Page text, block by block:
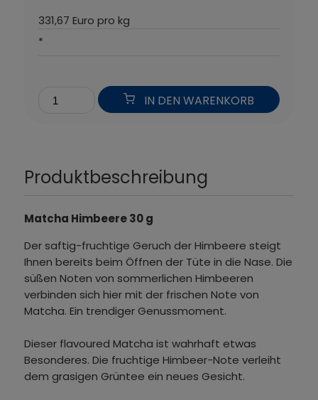
331,67 Euro pro kg
*
IN DEN WARENKORB
Produktbeschreibung
Matcha Himbeere 30 g
Der saftig-fruchtige Geruch der Himbeere steigt
Ihnen bereits beim Öffnen der Tüte in die Nase. Die
süßen Noten von sommerlichen Himbeeren
verbinden sich hier mit der frischen Note von
Matcha. Ein trendiger Genussmoment.
Dieser flavoured Matcha ist wahrhaft etwas
Besonderes. Die fruchtige Himbeer-Note verleiht
dem grasigen Grüntee ein neues Gesicht.